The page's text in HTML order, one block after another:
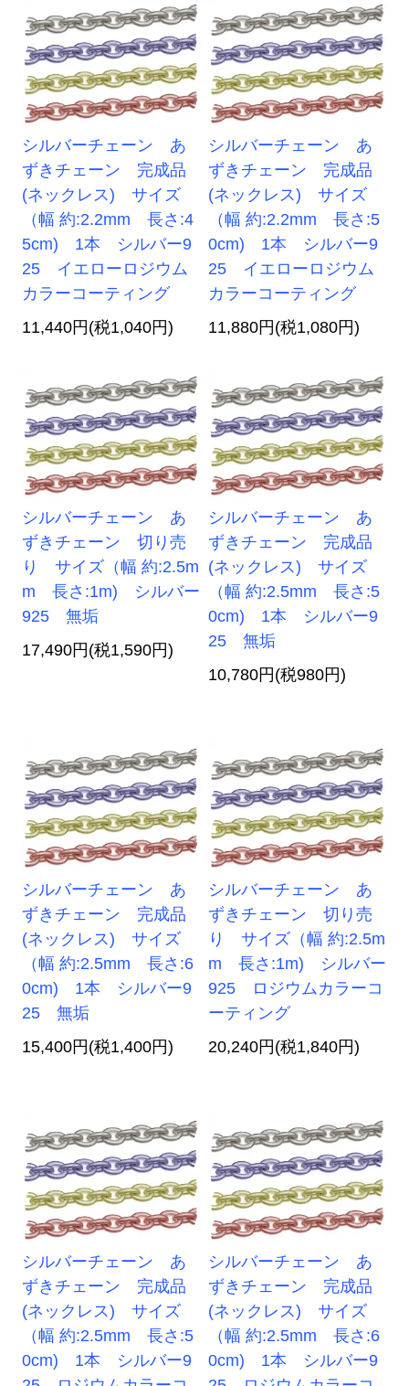
シルバーチェーン あ
ずきチェーン 完成品
(ネックレス) サイズ
（幅 約:2.2mm 長さ:4
5cm) 1本 シルバー9
25 イエローロジウム
カラーコーティング
11,440円(税1,040円)
シルバーチェーン あ
ずきチェーン 完成品
(ネックレス) サイズ
（幅 約:2.2mm 長さ:5
0cm) 1本 シルバー9
25 イエローロジウム
カラーコーティング
11,880円(税1,080円)
シルバーチェーン あ
ずきチェーン 切り売
り サイズ（幅 約:2.5m
m 長さ:1m) シルバー
925 無垢
17,490円(税1,590円)
シルバーチェーン あ
ずきチェーン 完成品
(ネックレス) サイズ
（幅 約:2.5mm 長さ:5
0cm) 1本 シルバー9
25 無垢
10,780円(税980円)
シルバーチェーン あ
ずきチェーン 完成品
(ネックレス) サイズ
（幅 約:2.5mm 長さ:6
0cm) 1本 シルバー9
25 無垢
15,400円(税1,400円)
シルバーチェーン あ
ずきチェーン 切り売
り サイズ（幅 約:2.5m
m 長さ:1m) シルバー
925 ロジウムカラーコ
ーティング
20,240円(税1,840円)
シルバーチェーン あ
ずきチェーン 完成品
(ネックレス) サイズ
（幅 約:2.5mm 長さ:5
0cm) 1本 シルバー9
シルバーチェーン あ
ずきチェーン 完成品
(ネックレス) サイズ
（幅 約:2.5mm 長さ:6
0cm) 1本 シルバー9